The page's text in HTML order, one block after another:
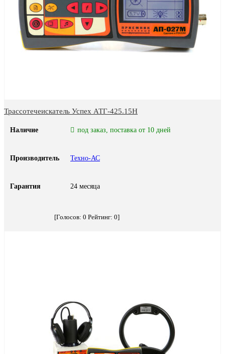
Трассотечеискатель Успех АТГ-425.15Н
Наличие под заказ, поставка от 10 дней
Производитель Техно-АС
Гарантия 24 месяца
[Голосов: 0 Рейтинг: 0]